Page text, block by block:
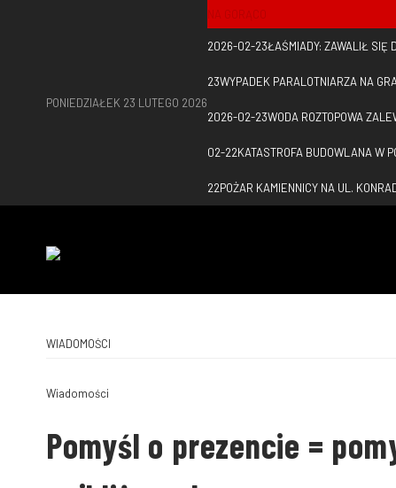
PONIEDZIAŁEK 23 LUTEGO 2026
NA GORĄCO
2026-02-23ŁAŚMIADY: ZAWALIŁ SIĘ
23WYPADEK PARALOTNIARZA NA
2026-02-23WODA ROZTOPOWA
02-22KATASTROFA BUDOWLANA W
22POŻAR KAMIENNICY NA UL.
WIADOMOŚCI
Wiadomości
Pomyśl o prezencie =